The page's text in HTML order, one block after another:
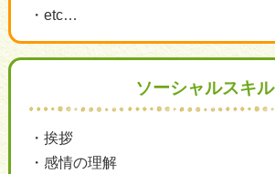
etc…
ソーシャルスキル
挨拶
感情の理解